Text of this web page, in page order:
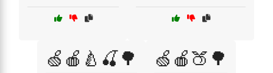
🍏🍎🍐🍒🌳 🍏🍎🍑🌳